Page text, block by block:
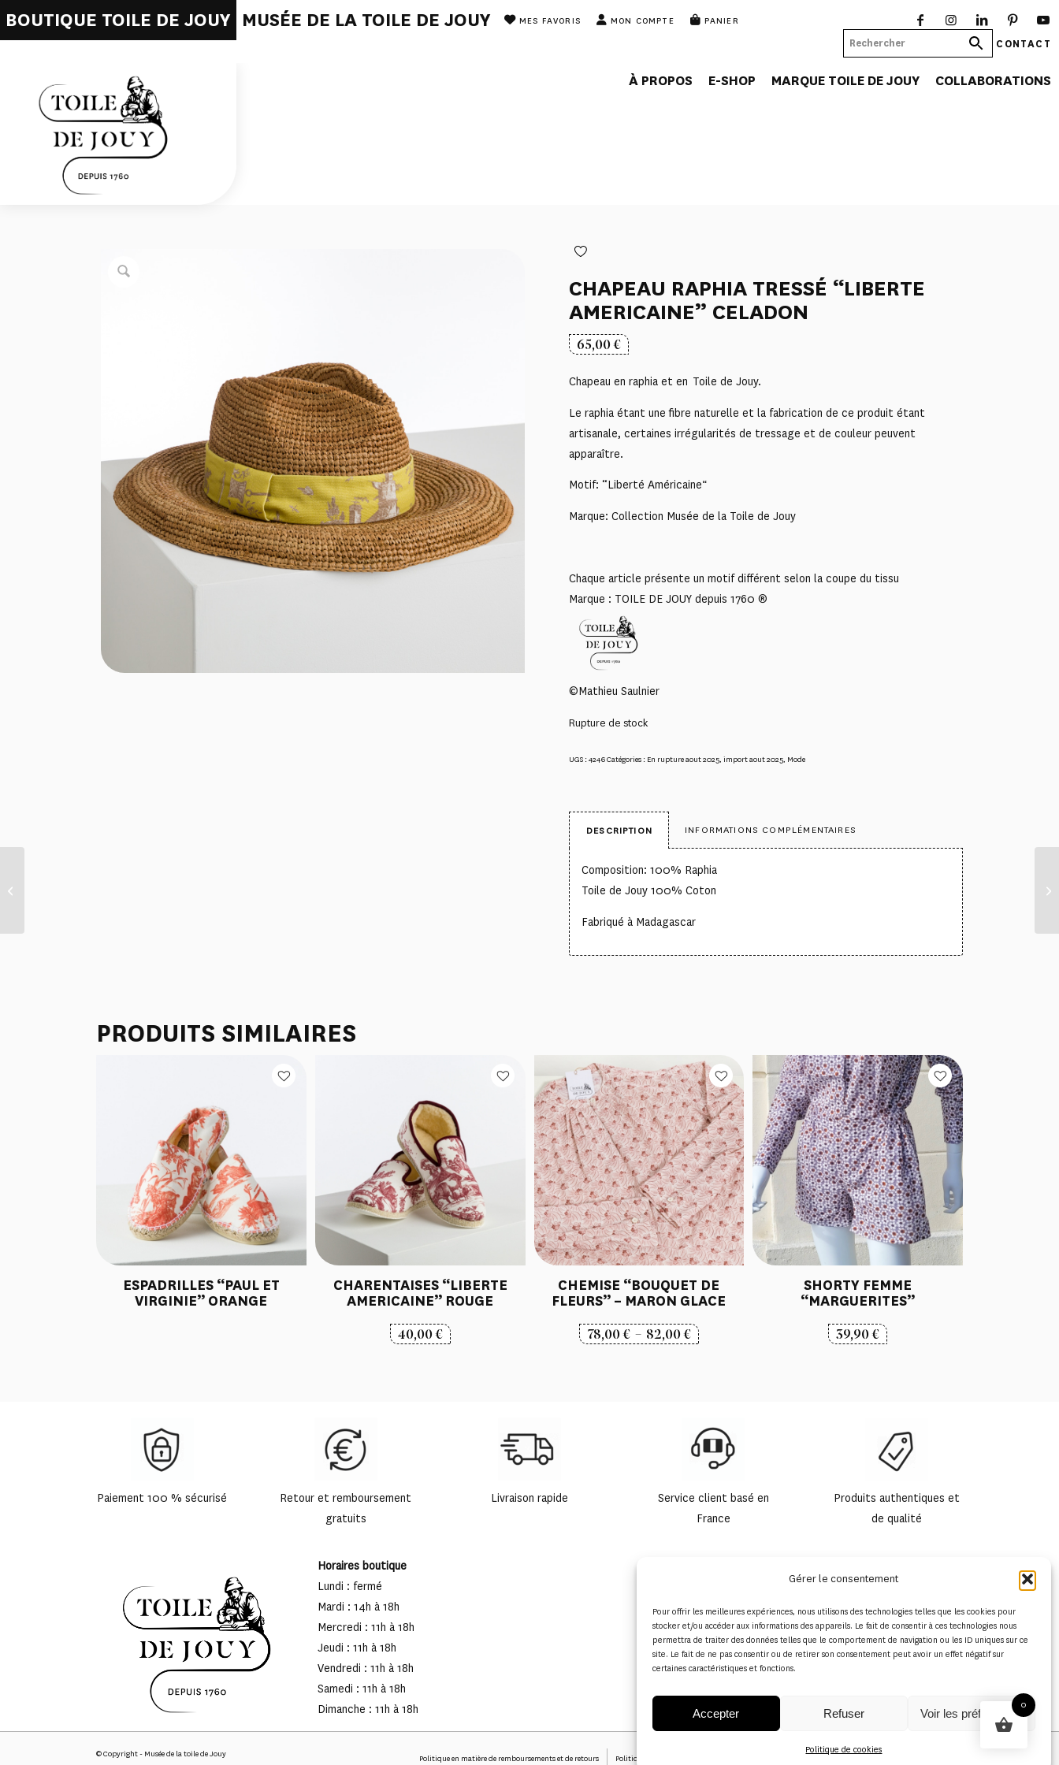
Gérer le consentement
Pour offrir les meilleures expériences, nous utilisons des technologies telles que les cookies pour
stocker et/ou accéder aux informations des appareils. Le fait de consentir à ces technologies nous
permettra de traiter des données telles que le comportement de navigation ou les ID uniques sur ce
site. Le fait de ne pas consentir ou de retirer son consentement peut avoir un effet négatif sur
certaines caractéristiques et fonctions.
Accepter Refuser Voir les préférences
Politique de cookies
BOUTIQUE TOILE DE JOUY MUSÉE DE LA TOILE DE JOUY MES FAVORIS MON COMPTE PANIER
CONTACT
À PROPOS E-SHOP MARQUE TOILE DE JOUY COLLABORATIONS
CHAPEAU RAPHIA TRESSÉ “LIBERTE
AMERICAINE” CELADON
65,00€
Chapeau en raphia et en Toile de Jouy.
Le raphia étant une fibre naturelle et la fabrication de ce produit étant
artisanale, certaines irrégularités de tressage et de couleur peuvent
apparaître.
Motif: “Liberté Américaine“
Marque: Collection Musée de la Toile de Jouy
Chaque article présente un motif différent selon la coupe du tissu
Marque : TOILE DE JOUY depuis 1760 ®
©Mathieu Saulnier
Rupture de stock
UGS :4246Catégories : En rupture aout 2025, import aout 2025, Mode
DESCRIPTION INFORMATIONS COMPLÉMENTAIRES
Composition: 100% Raphia
Toile de Jouy 100% Coton
Fabriqué à Madagascar
PRODUITS SIMILAIRES
ESPADRILLES “PAUL ET
VIRGINIE” ORANGE
CHARENTAISES “LIBERTE
AMERICAINE” ROUGE
40,00€
CHEMISE “BOUQUET DE
FLEURS” – MARON GLACE
78,00€ – 82,00€Plage
82,00 €
SHORTY FEMME
“MARGUERITES”
39,90€
Paiement 100 % sécurisé
Retour et remboursement
gratuits
Livraison rapide
Service client basé en
France
Produits authentiques et
de qualité
Horaires boutique
Lundi : fermé
Mardi : 14h à 18h
Mercredi : 11h à 18h
Jeudi : 11h à 18h
Vendredi : 11h à 18h
Samedi : 11h à 18h
Dimanche : 11h à 18h
© Copyright - Musée de la toile de Jouy Politique en matière de remboursements et de retours Politique de cookies (UE)
0